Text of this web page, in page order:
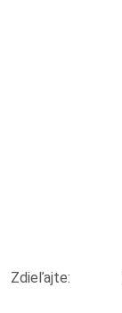
Zdieľajte: